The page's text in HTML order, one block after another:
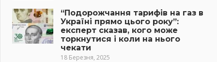
“Подорожчання тарифів на газ в
Україні прямо цього року”:
експерт сказав, кого може
торкнутися і коли на нього
чекати
18 Березня, 2025